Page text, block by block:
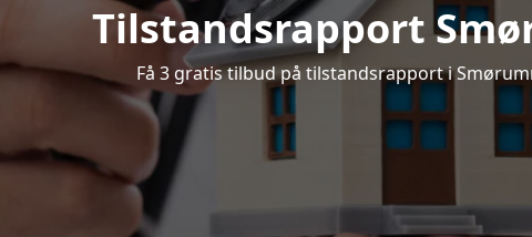
Tilstandsrapport
Få 3 gratis tilbud på tilstandsrapport i